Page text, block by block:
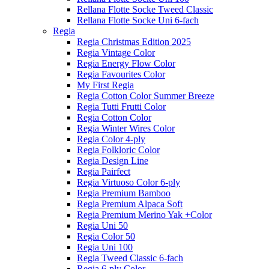
Rellana Flotte Socke Tweed Classic
Rellana Flotte Socke Uni 6-fach
Regia
Regia Christmas Edition 2025
Regia Vintage Color
Regia Energy Flow Color
Regia Favourites Color
My First Regia
Regia Cotton Color Summer Breeze
Regia Tutti Frutti Color
Regia Cotton Color
Regia Winter Wires Color
Regia Color 4-ply
Regia Folkloric Color
Regia Design Line
Regia Pairfect
Regia Virtuoso Color 6-ply
Regia Premium Bamboo
Regia Premium Alpaca Soft
Regia Premium Merino Yak +Color
Regia Uni 50
Regia Color 50
Regia Uni 100
Regia Tweed Classic 6-fach